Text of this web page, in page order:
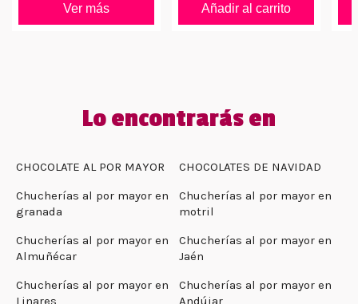
Ver más Añadir al carrito
Lo encontrarás en
CHOCOLATE AL POR MAYOR
CHOCOLATES DE NAVIDAD
Chucherías al por mayor en
granada
Chucherías al por mayor en
motril
Chucherías al por mayor en
Almuñécar
Chucherías al por mayor en
Jaén
Chucherías al por mayor en
Linares
Chucherías al por mayor en
Andújar